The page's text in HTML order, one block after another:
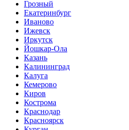
Грозный
Екатеринбург
Иваново
Ижевск
Иркутск
Йошкар-Ола
Казань
Калининград
Калуга
Кемерово
Киров
Кострома
Краснодар
Красноярск